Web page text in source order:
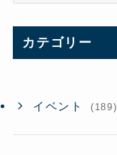
ブ
カテゴリー
イベント (189)